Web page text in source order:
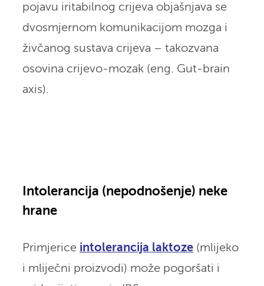
pojavu iritabilnog crijeva objašnjava se
dvosmjernom komunikacijom mozga i
živčanog sustava crijeva – takozvana
osovina crijevo-mozak (eng. Gut-brain
axis).
Intolerancija (nepodnošenje) neke
hrane
Primjerice intolerancija laktoze(mlijeko
i mliječni proizvodi) može pogoršati i